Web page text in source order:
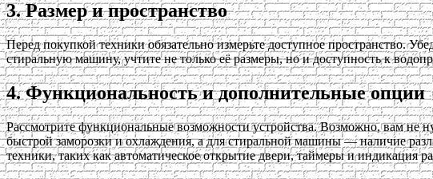
3. Размер и пространство
Перед покупкой техники обязательно измерьте доступное пространство.
стиральную машину, учтите не только её размеры, но и доступность к
4. Функциональность и дополнительные опции
Рассмотрите функциональные возможности устройства. Возможно, вам
быстрой заморозки и охлаждения, а для стиральной машины — наличие
техники, таких как автоматическое открытие двери, таймеры и индикация